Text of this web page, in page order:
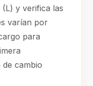
y verifica las
varían por
para
cambio